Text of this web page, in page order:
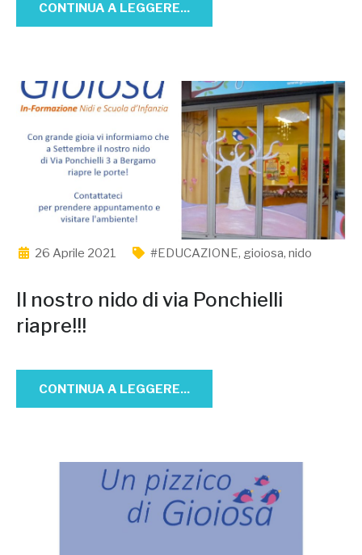
CONTINUA A LEGGERE...
26 Aprile 2021 #EDUCAZIONE, gioiosa, nido
Il nostro nido di via Ponchielli
riapre!!!
CONTINUA A LEGGERE...